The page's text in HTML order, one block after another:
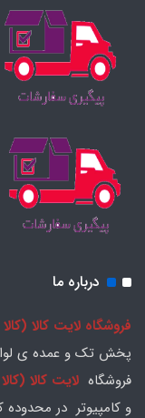
درباره ما
فروشگاه لایت کالا
پخش تک و عمده ی
فروشگاه لایت کالا